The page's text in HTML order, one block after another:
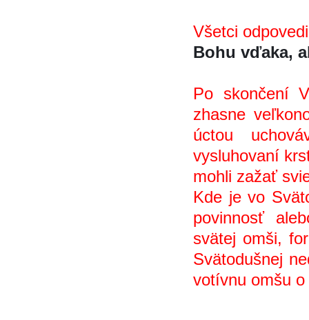
Všetci
Bohu vďaka,
Po skončení
zhasne
úctou
vysluhovaní
mohli zažať
Kde je vo
povinnosť
svätej omši,
Svätodušnej
votívnu omšu